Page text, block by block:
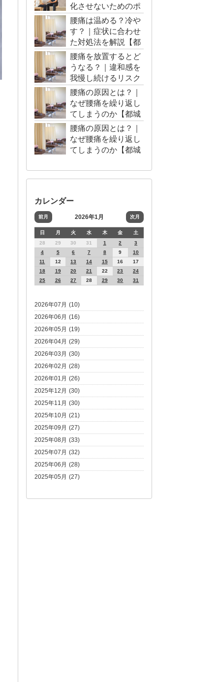
化させないためのポ
イント【都城市・三
股町】
腰痛は温める？冷や
す？｜症状に合わせ
た対処法を解説【都
城市・三股町
腰痛を放置するとど
うなる？｜違和感を
我慢し続けるリスク
【都城市・三股町】
腰痛の原因とは？｜
なぜ腰痛を繰り返し
てしまうのか【都城
市・三股町】
腰痛の原因とは？｜
なぜ腰痛を繰り返し
てしまうのか【都城
カレンダー
前月 2026年1月 次月
日 月 火 水 木 金
土
28
29 30 31 1 2
3
4
5 6 7 8 9
10
11
12 13 14 15 16
17
18
19 20 21 22 23
24
25
26 27 28 29 30 31
2026年07月 (10)
2026年06月 (16)
2026年05月 (19)
2026年04月 (29)
2026年03月 (30)
2026年02月 (28)
2026年01月 (26)
2025年12月 (30)
2025年11月 (30)
2025年10月 (21)
2025年09月 (27)
2025年08月 (33)
2025年07月 (32)
2025年06月 (28)
2025年05月 (27)